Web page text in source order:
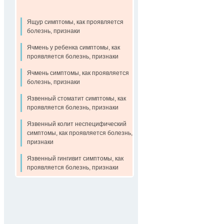
Ящур симптомы, как проявляется
болезнь, признаки
Ячмень у ребенка симптомы, как
проявляется болезнь, признаки
Ячмень симптомы, как проявляется
болезнь, признаки
Язвенный стоматит симптомы, как
проявляется болезнь, признаки
Язвенный колит неспецифический
симптомы, как проявляется болезнь,
признаки
Язвенный гингивит симптомы, как
проявляется болезнь, признаки